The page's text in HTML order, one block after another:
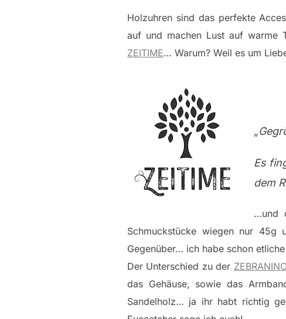
Holzuhren sind das perfekte
auf und machen Lust auf warme
ZEITIME… Warum? Weil es um
Es
dem
…und
Schmuckstücke wiegen nur 45g
Gegenüber… ich habe schon
Der Unterschied zu der
das Gehäuse, sowie das
Sandelholz… ja ihr habt richtig